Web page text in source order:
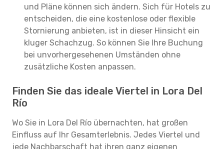
und Pläne können sich ändern. Sich für Hotels zu
entscheiden, die eine kostenlose oder flexible
Stornierung anbieten, ist in dieser Hinsicht ein
kluger Schachzug. So können Sie Ihre Buchung
bei unvorhergesehenen Umständen ohne
zusätzliche Kosten anpassen.
Finden Sie das ideale Viertel in Lora Del
Río
Wo Sie in Lora Del Río übernachten, hat großen
Einfluss auf Ihr Gesamterlebnis. Jedes Viertel und
jede Nachbarschaft hat ihren ganz eigenen